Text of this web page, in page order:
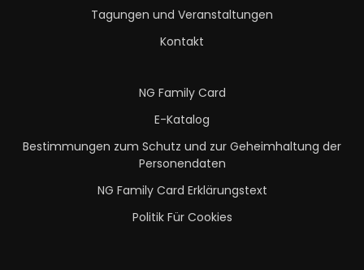
Tagungen und Veranstaltungen
Kontakt
NG Family Card
E-Katalog
Bestimmungen zum Schutz und zur Geheimhaltung der
Personendaten
NG Family Card Erklärungstext
Politik Für Cookies